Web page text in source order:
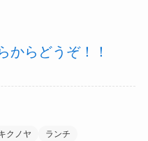
からどうぞ！！
クノヤ ランチ